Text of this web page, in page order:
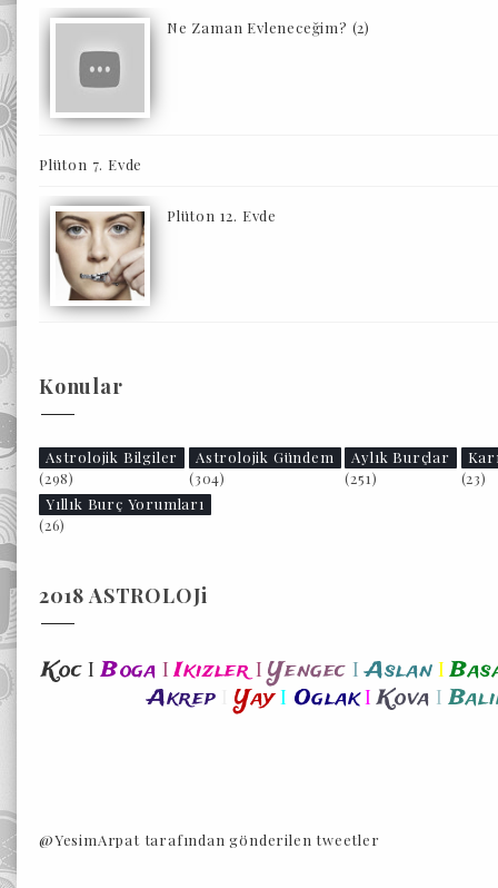
Ne Zaman Evleneceğim? (2)
Plüton 7. Evde
Plüton 12. Evde
Konular
Astrolojik Bilgiler
(298)
Astrolojik Gündem
(304)
Aylık Burçlar
(251)
(23)
Yıllık Burç Yorumları
(26)
2018 ASTROLOJi
Koc I Boga I Ikizler I Yengec I Aslan I
Akrep
Yay I Oglak I Kova I
@YesimArpat tarafından gönderilen tweetler